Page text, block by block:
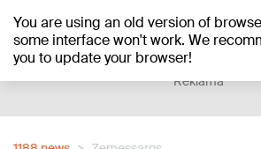
You are using an old version of
some interface won't work. We
you to update your browser!
+21°C
Reklāma